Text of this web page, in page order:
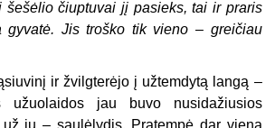
šešėlio čiuptuvai jį pasieks, tai ir praris
gyvatė. Jis troško tik vieno – greičiau
ir žvilgterėjo į užtemdytą langą –
užuolaidos jau buvo nusidažiusios